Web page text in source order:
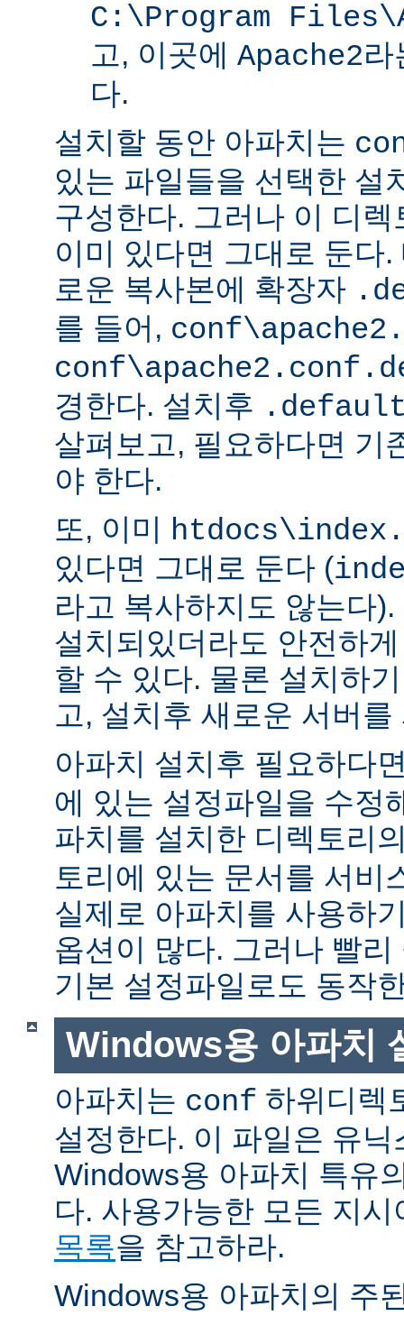
C:\Program
고, 이곳에 Apache2라
다.
설치할 동안 아파치는
있는 파일들을 선택한 설
구성한다. 그러나 이 디
이미 있다면 그대로 둔다
로운 복사본에 확장자
를 들어,
경한다. 설치후
살펴보고, 필요하다면 기
야 한다.
또, 이미
있다면 그대로 둔다 (
라고 복사하지도 않는다
설치되있더라도 안전하
할 수 있다. 물론 설치하
고, 설치후 새로운 서버
아파치 설치후 필요하다
에 있는 설정파일을 수정
파치를 설치한 디렉토리
토리에 있는 문서를 서비
실제로 아파치를 사용하
옵션이 많다. 그러나 빨
기본 설정파일로도 동작
Windows용 아파치
아파치는 conf 하위디렉
설정한다. 이 파일은 유
Windows용 아파치 특유
다. 사용가능한 모든 지
목록을 참고하라.
Windows용 아파치의 주